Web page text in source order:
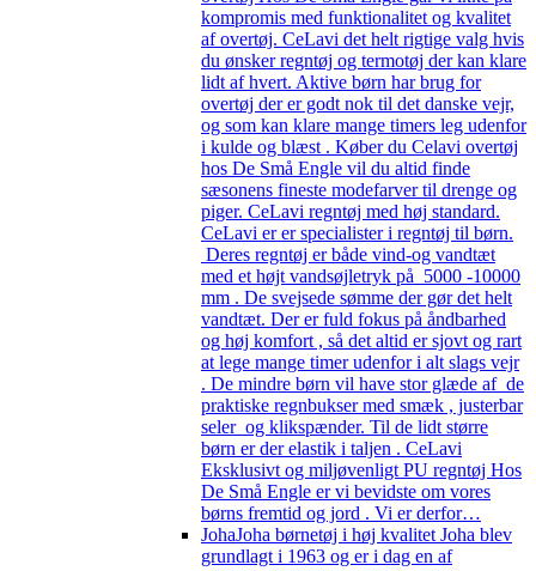
kompromis med funktionalitet og kvalitet
af overtøj. CeLavi det helt rigtige valg hvis
du ønsker regntøj og termotøj der kan klare
lidt af hvert. Aktive børn har brug for
overtøj der er godt nok til det danske vejr,
og som kan klare mange timers leg udenfor
i kulde og blæst . Køber du Celavi overtøj
hos De Små Engle vil du altid finde
sæsonens fineste modefarver til drenge og
piger. CeLavi regntøj med høj standard.
CeLavi er er specialister i regntøj til børn.
Deres regntøj er både vind-og vandtæt
med et højt vandsøjletryk på 5000 -10000
mm . De svejsede sømme der gør det helt
vandtæt. Der er fuld fokus på åndbarhed
og høj komfort , så det altid er sjovt og rart
at lege mange timer udenfor i alt slags vejr
. De mindre børn vil have stor glæde af de
praktiske regnbukser med smæk , justerbar
seler og klikspænder. Til de lidt større
børn er der elastik i taljen . CeLavi
Eksklusivt og miljøvenligt PU regntøj Hos
De Små Engle er vi bevidste om vores
børns fremtid og jord . Vi er derfor…
JohaJoha børnetøj i høj kvalitet Joha blev
grundlagt i 1963 og er i dag en af